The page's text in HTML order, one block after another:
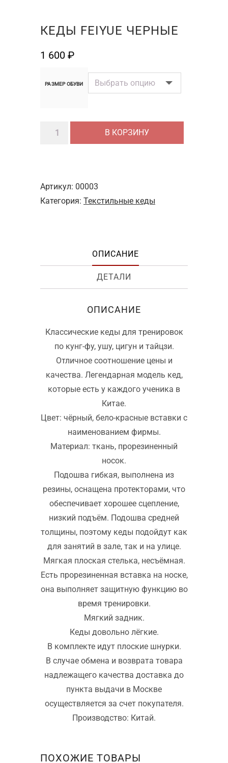
КЕДЫ FEIYUE ЧЕРНЫЕ
1 600 ₽
РАЗМЕР ОБУВИ
Количество
черные
В КОРЗИНУ
Артикул: 00003
Категория: Текстильные кеды
ОПИСАНИЕ
ДЕТАЛИ
ОПИСАНИЕ
Классические кеды для тренировок
по кунг-фу, ушу, цигун и тайцзи.
Отличное соотношение цены и
качества. Легендарная модель кед,
которые есть у каждого ученика в
Китае.
Цвет: чёрный, бело-красные вставки с
наименованием фирмы.
Материал: ткань, прорезиненный
носок.
Подошва гибкая, выполнена из
резины, оснащена протекторами, что
обеспечивает хорошее сцепление,
низкий подъём. Подошва средней
толщины, поэтому кеды подойдут как
для занятий в зале, так и на улице.
Мягкая плоская стелька, несъёмная.
Есть прорезиненная вставка на носке,
она выполняет защитную функцию во
время тренировки.
Мягкий задник.
Кеды довольно лёгкие.
В комплекте идут плоские шнурки.
В случае обмена и возврата товара
надлежащего качества доставка до
пункта выдачи в Москве
осуществляется за счет покупателя.
Производство: Китай.
ПОХОЖИЕ ТОВАРЫ